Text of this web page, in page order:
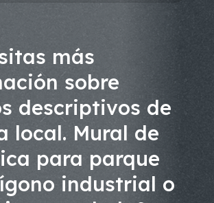
más
sobre
descriptivos de
local. Mural de
para parque
industrial o